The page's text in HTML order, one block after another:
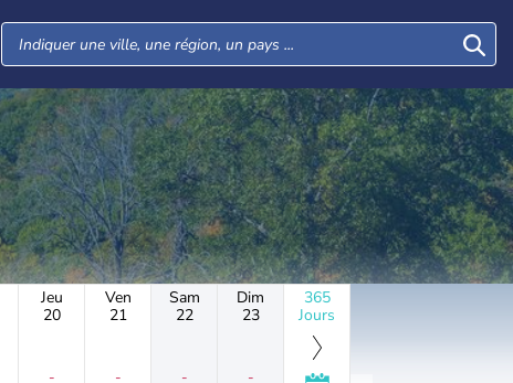
Jeu
20
-
Ven
21
-
Sam
22
-
Dim
23
-
365
Jours